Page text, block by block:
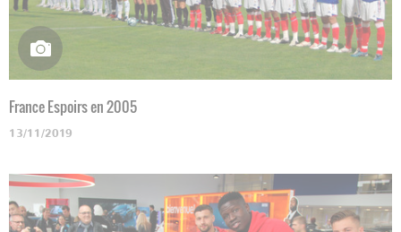
France Espoirs en 2005
13/11/2019